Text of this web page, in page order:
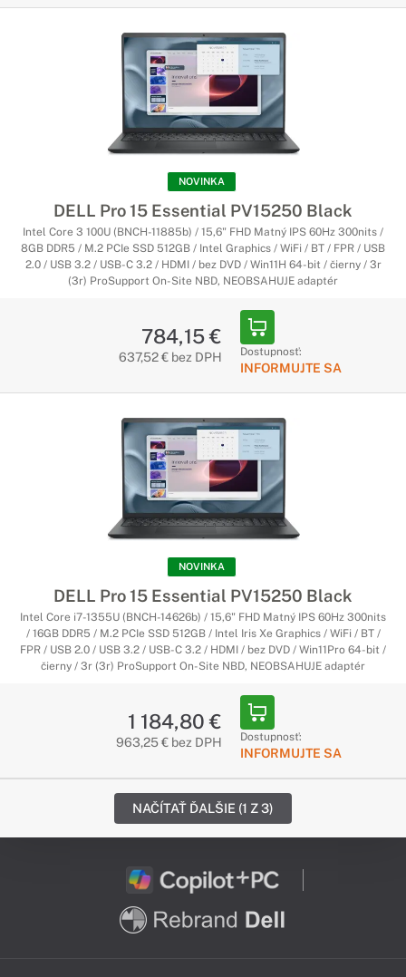
NOVINKA
DELL Pro 15 Essential PV15250 Black
Intel Core 3 100U (BNCH-11885b) / 15,6" FHD Matný IPS 60Hz 300nits /
8GB DDR5 / M.2 PCIe SSD 512GB / Intel Graphics / WiFi / BT / FPR / USB
2.0 / USB 3.2 / USB-C 3.2 / HDMI / bez DVD / Win11H 64-bit / čierny / 3r
(3r) ProSupport On-Site NBD, NEOBSAHUJE adaptér
784,15 €
637,52 € bez DPH Dostupnosť:
INFORMUJTE SA
NOVINKA
DELL Pro 15 Essential PV15250 Black
Intel Core i7-1355U (BNCH-14626b) / 15,6" FHD Matný IPS 60Hz 300nits
/ 16GB DDR5 / M.2 PCIe SSD 512GB / Intel Iris Xe Graphics / WiFi / BT /
FPR / USB 2.0 / USB 3.2 / USB-C 3.2 / HDMI / bez DVD / Win11Pro 64-bit /
čierny / 3r (3r) ProSupport On-Site NBD, NEOBSAHUJE adaptér
1 184,80 €
963,25 € bez DPH Dostupnosť:
INFORMUJTE SA
NAČÍTAŤ ĎALŠIE (1 Z 3)